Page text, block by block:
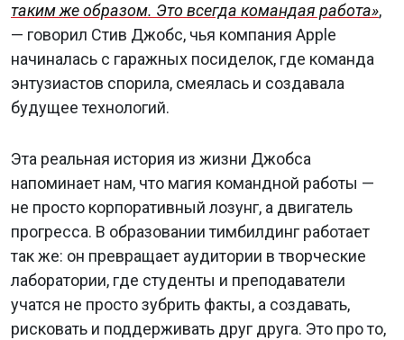
таким же образом. Это всегда командая работа»,
— говорил Стив Джобс, чья компания Apple
начиналась с гаражных посиделок, где команда
энтузиастов спорила, смеялась и создавала
будущее технологий.
Эта реальная история из жизни Джобса
напоминает нам, что магия командной работы —
не просто корпоративный лозунг, а двигатель
прогресса. В образовании тимбилдинг работает
так же: он превращает аудитории в творческие
лаборатории, где студенты и преподаватели
учатся не просто зубрить факты, а создавать,
рисковать и поддерживать друг друга. Это про то,